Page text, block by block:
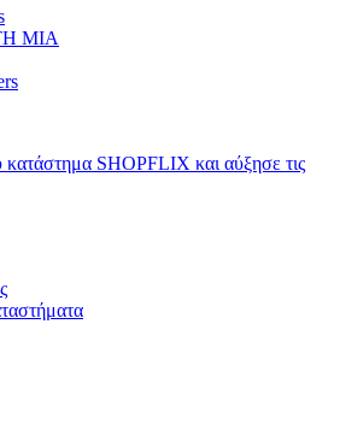
ΜΙΑ
κατάστημα SHOPFLIX και αύξησε τις